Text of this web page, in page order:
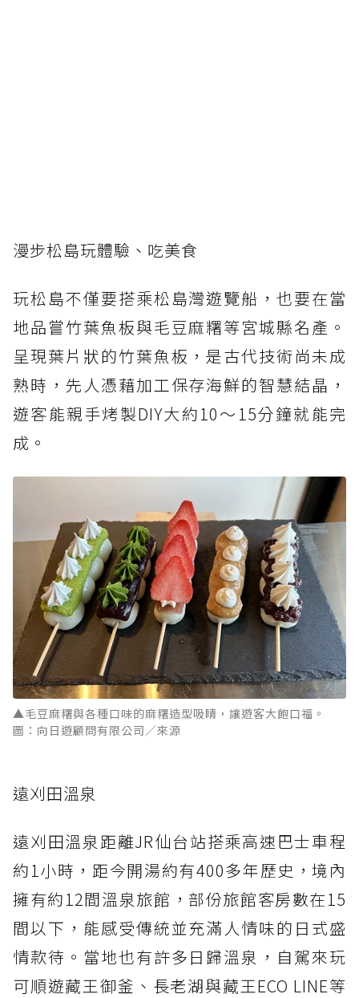
漫步松島玩體驗、吃美食
玩松島不僅要搭乘松島灣遊覽船，也要在當
地品嘗竹葉魚板與毛豆麻糬等宮城縣名產。
呈現葉片狀的竹葉魚板，是古代技術尚未成
熟時，先人憑藉加工保存海鮮的智慧結晶，
遊客能親手烤製DIY大約10～15分鐘就能完
成。
▲毛豆麻糬與各種口味的麻糬造型吸睛，讓遊客大飽口福。
圖：向日遊顧問有限公司／來源
遠刈田溫泉
遠刈田溫泉距離JR仙台站搭乘高速巴士車程
約1小時，距今開湯約有400多年歷史，境內
擁有約12間溫泉旅館，部份旅館客房數在15
間以下，能感受傳統並充滿人情味的日式盛
情款待。當地也有許多日歸溫泉，自駕來玩
可順遊藏王御釜、長老湖與藏王ECO LINE等